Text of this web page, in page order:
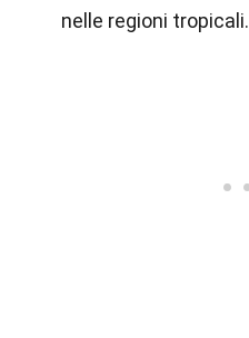
nelle regioni tropicali.